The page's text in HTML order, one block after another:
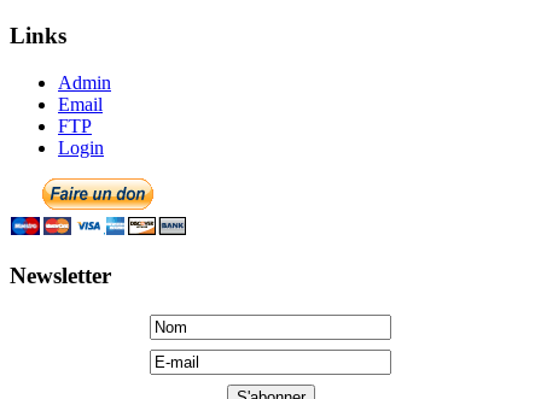
Newsletter